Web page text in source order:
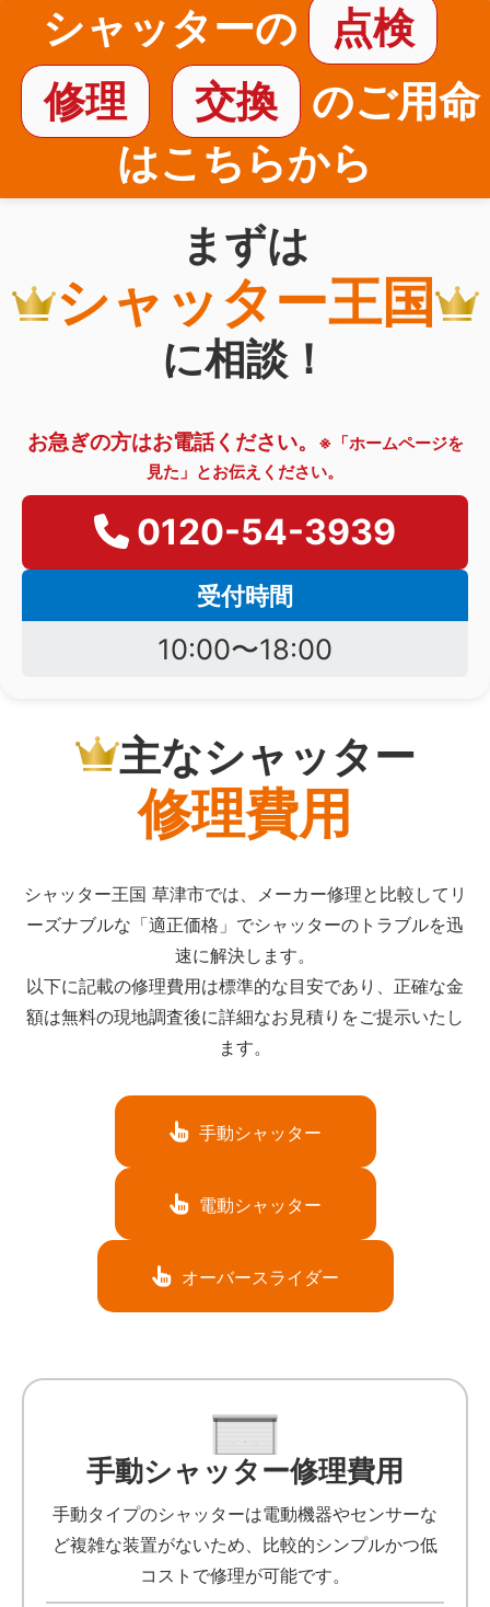
シャッターの
点検
修理
交換
のご用命
はこちらから
まずは
シャッター王国
に相談！
お急ぎの方はお電話ください。
※「ホームページを
見た」とお伝えください。
0120-54-3939
受付時間
10:00〜18:00
主なシャッター
修理費用
シャッター王国 草津市では、メーカー修理と比較してリ
ーズナブルな「適正価格」でシャッターのトラブルを迅
速に解決します。
以下に記載の修理費用は標準的な目安であり、正確な金
額は無料の現地調査後に詳細なお見積りをご提示いたし
ます。
手動シャッター
電動シャッター
オーバースライダー
手動シャッター修理費用
手動タイプのシャッターは電動機器やセンサーな
ど複雑な装置がないため、比較的シンプルかつ低
コストで修理が可能です。